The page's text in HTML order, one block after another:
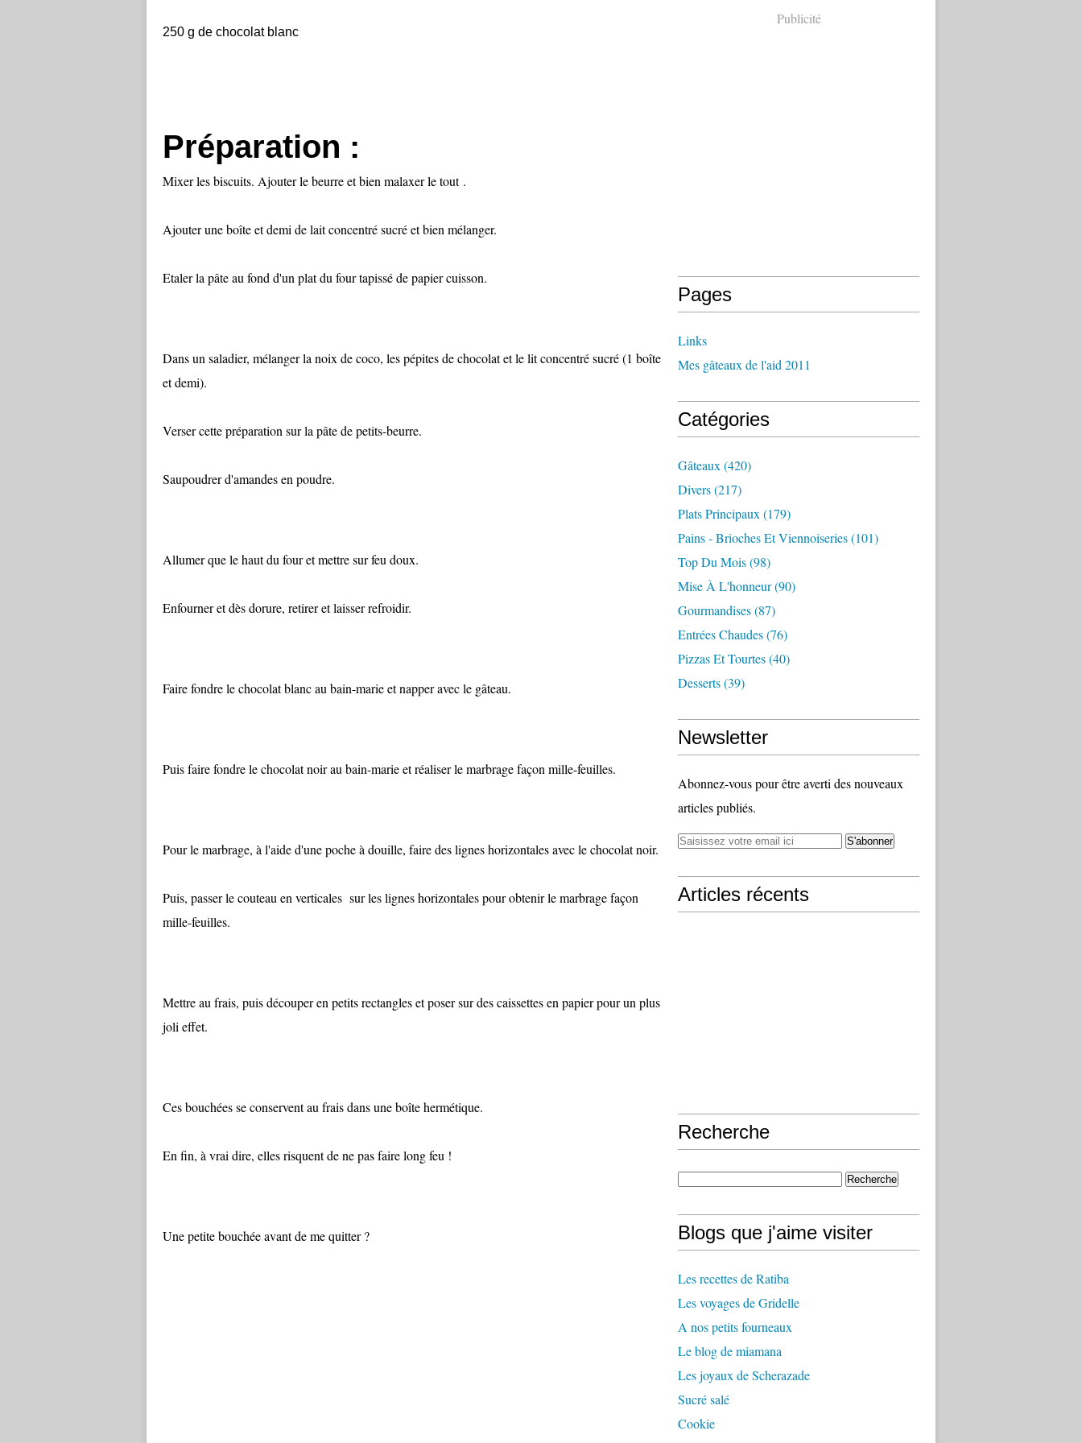
250 g de chocolat blanc
Préparation :
Mixer les biscuits. Ajouter le beurre et bien malaxer le tout .
Ajouter une boîte et demi de lait concentré sucré et bien mélanger.
Etaler la pâte au fond d'un plat du four tapissé de papier cuisson.
Dans un saladier, mélanger la noix de coco, les pépites de chocolat et le lit concentré sucré (1 boîte
et demi).
Verser cette préparation sur la pâte de petits-beurre.
Saupoudrer d'amandes en poudre.
Allumer que le haut du four et mettre sur feu doux.
Enfourner et dès dorure, retirer et laisser refroidir.
Faire fondre le chocolat blanc au bain-marie et napper avec le gâteau.
Puis faire fondre le chocolat noir au bain-marie et réaliser le marbrage façon mille-feuilles.
Pour le marbrage, à l'aide d'une poche à douille, faire des lignes horizontales avec le chocolat noir.
Puis, passer le couteau en verticales sur les lignes horizontales pour obtenir le marbrage façon
mille-feuilles.
Mettre au frais, puis découper en petits rectangles et poser sur des caissettes en papier pour un plus
joli effet.
Ces bouchées se conservent au frais dans une boîte hermétique.
En fin, à vrai dire, elles risquent de ne pas faire long feu !
Une petite bouchée avant de me quitter ?
Publicité
Pages
Links
Mes gâteaux de l'aid 2011
Catégories
Gâteaux (420)
Divers(217)
Plats Principaux (179)
Pains - Brioches Et Viennoiseries(101)
Top Du Mois(98)
Mise À L'honneur(90)
Gourmandises(87)
Entrées Chaudes(76)
Pizzas Et Tourtes(40)
Desserts(39)
Newsletter
Abonnez-vous pour être averti des nouveaux
articles publiés.
Articles récents
Recherche
Blogs que j'aime visiter
Les recettes de Ratiba
Les voyages de Gridelle
A nos petits fourneaux
Le blog de miamana
Les joyaux de Scherazade
Sucré salé
Cookie